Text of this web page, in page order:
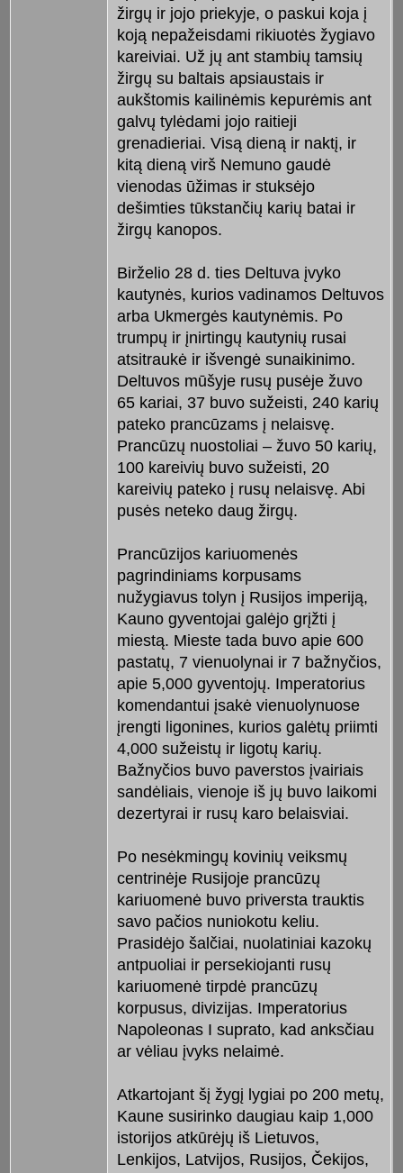
žirgų ir jojo priekyje, o paskui koja į
koją nepažeisdami rikiuotės žygiavo
kareiviai. Už jų ant stambių tamsių
žirgų su baltais apsiaustais ir
aukštomis kailinėmis kepurėmis ant
galvų tylėdami jojo raitieji
grenadieriai. Visą dieną ir naktį, ir
kitą dieną virš Nemuno gaudė
vienodas ūžimas ir stuksėjo
dešimties tūkstančių karių batai ir
žirgų kanopos.
Birželio 28 d. ties Deltuva įvyko
kautynės, kurios vadinamos Deltuvos
arba Ukmergės kautynėmis. Po
trumpų ir įnirtingų kautynių rusai
atsitraukė ir išvengė sunaikinimo.
Deltuvos mūšyje rusų pusėje žuvo
65 kariai, 37 buvo sužeisti, 240 karių
pateko prancūzams į nelaisvę.
Prancūzų nuostoliai – žuvo 50 karių,
100 kareivių buvo sužeisti, 20
kareivių pateko į rusų nelaisvę. Abi
pusės neteko daug žirgų.
Prancūzijos kariuomenės
pagrindiniams korpusams
nužygiavus tolyn į Rusijos imperiją,
Kauno gyventojai galėjo grįžti į
miestą. Mieste tada buvo apie 600
pastatų, 7 vienuolynai ir 7 bažnyčios,
apie 5,000 gyventojų. Imperatorius
komendantui įsakė vienuolynuose
įrengti ligonines, kurios galėtų priimti
4,000 sužeistų ir ligotų karių.
Bažnyčios buvo paverstos įvairiais
sandėliais, vienoje iš jų buvo laikomi
dezertyrai ir rusų karo belaisviai.
Po nesėkmingų kovinių veiksmų
centrinėje Rusijoje prancūzų
kariuomenė buvo priversta trauktis
savo pačios nuniokotu keliu.
Prasidėjo šalčiai, nuolatiniai kazokų
antpuoliai ir persekiojanti rusų
kariuomenė tirpdė prancūzų
korpusus, divizijas. Imperatorius
Napoleonas I suprato, kad anksčiau
ar vėliau įvyks nelaimė.
Atkartojant šį žygį lygiai po 200 metų,
Kaune susirinko daugiau kaip 1,000
istorijos atkūrėjų iš Lietuvos,
Lenkijos, Latvijos, Rusijos, Čekijos,